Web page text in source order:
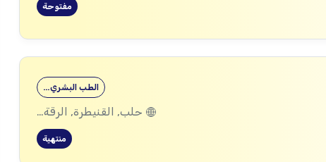
مفتوحة
الطب البشري…
حلب, القنيطرة, الرقة, ادلب
منتهية